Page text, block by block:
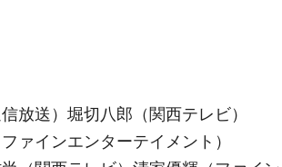
放送）堀切八郎（関西テレビ）
ァインエンターテイメント）